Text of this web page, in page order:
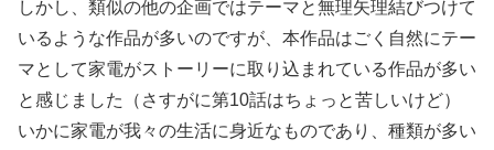
しかし、類似の他の企画ではテーマと無理矢理結びつけて
いるような作品が多いのですが、本作品はごく自然にテー
マとして家電がストーリーに取り込まれている作品が多い
と感じました（さすがに第10話はちょっと苦しいけど）
いかに家電が我々の生活に身近なものであり、種類が多い